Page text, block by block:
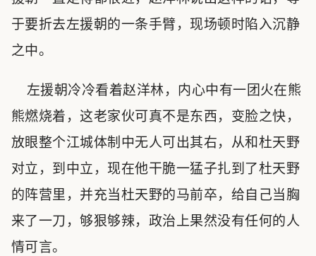
于要折去左援朝的一条手臂，现场顿时陷入沉静
之中。
左援朝冷冷看着赵洋林，内心中有一团火在熊
熊燃烧着，这老家伙可真不是东西，变脸之快，
放眼整个江城体制中无人可出其右，从和杜天野
对立，到中立，现在他干脆一猛子扎到了杜天野
的阵营里，并充当杜天野的马前卒，给自己当胸
来了一刀，够狠够辣，政治上果然没有任何的人
情可言。